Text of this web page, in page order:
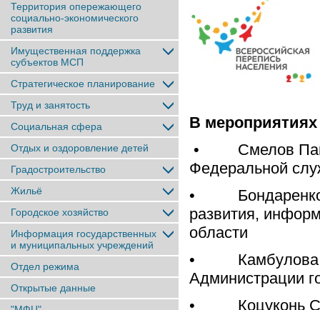
Территория опережающего
социально-экономического
развития
Имущественная поддержка
субъектов МСП
Стратегическое планирование
Труд и занятость
Социальная сфера
Отдых и оздоровление детей
Градостроительство
Жильё
Городское хозяйство
Информация государственных
и муниципальных учреждений
Отдел режима
Открытые данные
В
• Смелов
Федеральной
• Бондаренко
развития,
области
• Камбулова
Администрации
• Коцуконь